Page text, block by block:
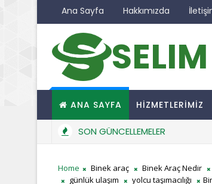
Ana Sayfa Hakkımızda
ANA SAYFA HİZMETLERİMİZ
SON GÜNCELLEMELER
Home Binek araç Binek Araç Nedir
günlük ulaşım
yolcu taşımacılığı